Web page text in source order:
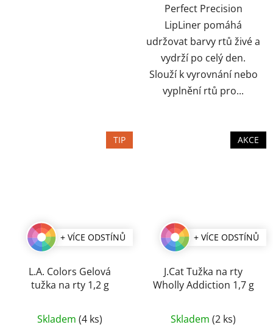
Perfect Precision
LipLiner pomáhá
udržovat barvy rtů živé a
vydrží po celý den.
Slouží k vyrovnání nebo
vyplnění rtů pro...
TIP
+ VÍCE ODSTÍNŮ
L.A. Colors Gelová
tužka na rty 1,2 g
hodnocení
Skladem (4 ks)
AKCE
+ VÍCE ODSTÍNŮ
J.Cat Tužka na rty
Wholly Addiction 1,7 g
hodnocení
Skladem (2 ks)